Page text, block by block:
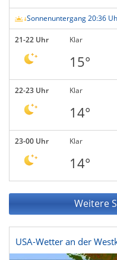
Sonnenuntergang 20:36
21-22 Uhr Klar
15°
22-23 Uhr Klar
14°
23-00 Uhr Klar
14°
Weitere
USA-Wetter an der